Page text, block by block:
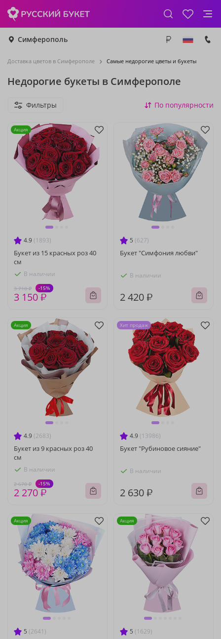
Симферополь
Доставка цветов в Симферополе Самые недорогие цветы и букеты
Недорогие букеты в Симферополе
Фильтры По популярности
4.9 (1893)
Букет из 15 красных роз 40
см
В наличии
3 710 ₽ -15%
3 150 ₽
Акция
5 (627)
Букет "Симфония любви"
В наличии
2 420 ₽
4.9 (2683)
Букет из 9 красных роз 40
см
В наличии
2 670 ₽ -15%
2 270 ₽
Акция
4.9 (13986)
Букет "Рубиновое сияние"
В наличии
2 630 ₽
Хит продаж
5 (2641)
Акция
5 (1629)
Акция